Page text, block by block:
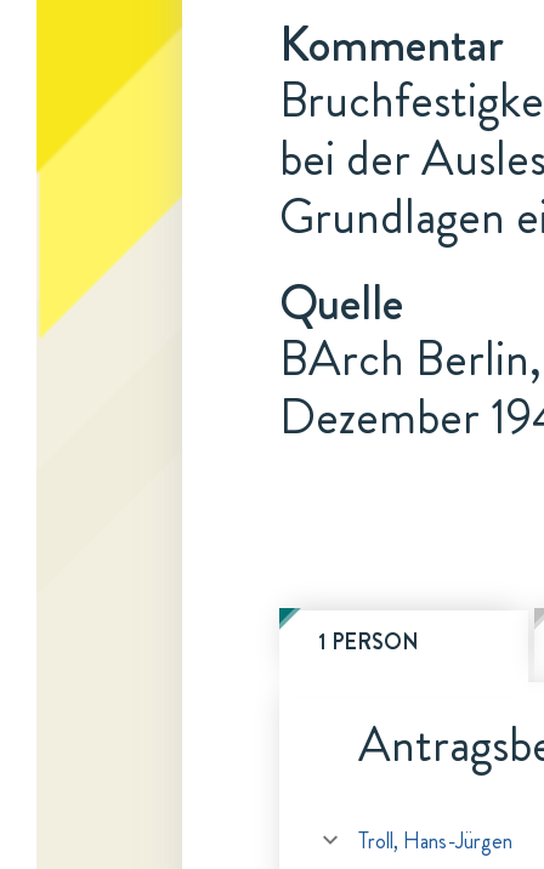
Kommentar
bei der
Grundlagen
Quelle
BArch
Dezember
1 PERSON
Troll, Hans-Jürgen